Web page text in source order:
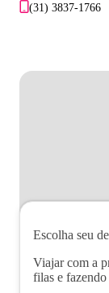
(31) 3837-1766
Escolha seu
Viajar com a
filas e